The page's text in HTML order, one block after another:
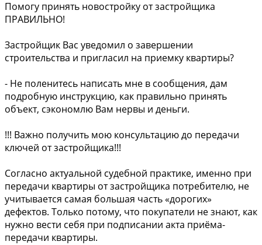
Помогу принять новостройку от застройщика
ПРАВИЛЬНО!
Застройщик Вас уведомил о завершении
строительства и пригласил на приемку квартиры?
- Не поленитесь написать мне в сообщения, дам
подробную инструкцию, как правильно принять
объект, сэкономлю Вам нервы и деньги.
!!! Важно получить мою консультацию до передачи
ключей от застройщика!!!
Согласно актуальной судебной практике, именно при
передачи квартиры от застройщика потребителю, не
учитывается самая большая часть «дорогих»
дефектов. Только потому, что покупатели не знают, как
нужно вести себя при подписании акта приёма-
передачи квартиры.